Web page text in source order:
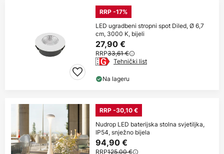
RRP -17%
LED ugradbeni stropni spot Diled, Ø 6,7
cm, 3000 K, bijeli
27,90 €
RRP33,61 €
Tehnički list
Na lageru
RRP -30,10 €
Nudrop LED baterijska stolna svjetiljka,
IP54, snježno bijela
94,90 €
RRP125,00 €